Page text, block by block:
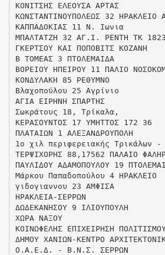
ΚΟΝΙΤΣΗΣ ΕΛΕΟΥΣΑ ΑΡΤΑΣ
ΚΩΝΣΤΑΝΤΙΝΟΥΠΟΛΕΩΣ 32 ΗΡΑΚΛΕΙΟ
ΚΑΠΠΑΔΟΚΙΑΣ 11 Ν. Ιωνια
ΜΠΑΛΤΑΤΖΗ 32 ΑΓ.Ι. ΡΕΝΤΗ ΤΚ
ΓΚΕΡΤΣΟΥ ΚΑΙ ΠΟΠΟΒΙΤΣ ΚΟΖΑΝΗ
Β ΤΟΜΕΑΣ 3 ΠΤΟΛΕΜΑΙΔΑ
ΒΟΡΕΙΟΥ ΗΠΕΙΡΟΥ 11 ΠΑΛΙΟ
ΚΟΝΔΥΛΑΚΗ 85 ΡΕΘΥΜΝΟ
Βλαχοπούλου 25 Αγρίνιο
ΑΓΙΑ ΕΙΡΗΝΗ ΣΠΑΡΤΗΣ
Σωκράτους 18, Τρίκαλα,
ΚΕΡΑΣΟΥΝΤΟΣ 17 ΥΜΗΤΤΟΣ 172 36
ΠΛΑΤΑΙΩΝ 1 ΑΛΕΞΑΝΔΡΟΥΠΟΛΗ
1ο χιλ περιφερειακής Τρικάλων -
ΤΕΡΨΙΧΟΡΗΣ 88,17562 ΠΑΛΑΙΟ
ΠΑΥΛΙΔΟΥ ΑΔΑΜΟΠΟΥΛΟΥ 19
Μάρκου Παπαδοπούλου 4 ΗΡΑΚΛΕΙΟ
γιδογιαννου 23 ΑΜΦΙΣΑ
ΗΡΑΚΛΕΙΑ-ΣΕΡΡΩΝ
ΔΩΔΕΚΑΝΗΣΟΥ 9 ΙΛΙΟΥΠΟΥΛΗ
ΧΩΡΑ ΝΑΞΟΥ
ΚΟΙΝΩΦΕΛΗΣ ΕΠΙΧΕΙΡΗΣΗ
ΔΗΜΟΥ ΧΑΝΙΩΝ-ΚΕΝΤΡΟ
Ο.Α.Ε.Δ. - Β.Ν.Σ. ΣΕΡΡΩΝ